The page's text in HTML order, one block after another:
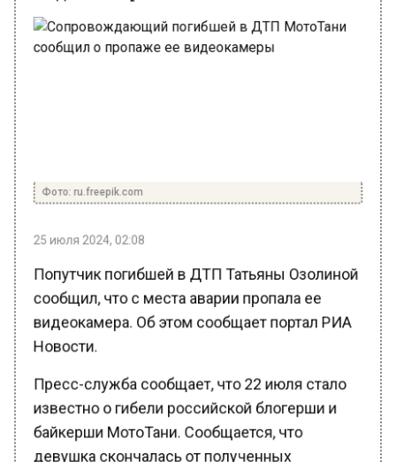
сообщил, что с места аварии пропала ее
видеокамера. Об этом сообщает портал РИА
Новости.
Пресс-служба сообщает, что 22 июля стало
известно о гибели российской блогерши и
байкерши МотоТани. Сообщается, что
девушка скончалась от полученных